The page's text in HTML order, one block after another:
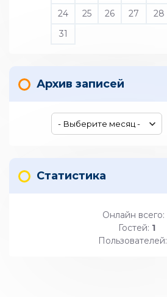
24
25 26 27 28
31
Архив записей
Статистика
Онлайн всего:
Гостей: 1
Пользователей: